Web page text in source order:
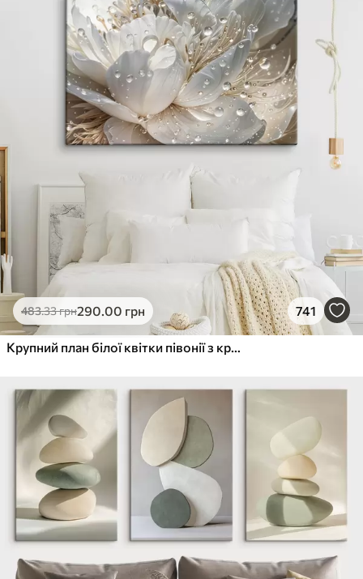
483.33грн290.00 грн 741
Крупний план білої квітки півонії з крапельками води на пелюстках на розмитому фоні